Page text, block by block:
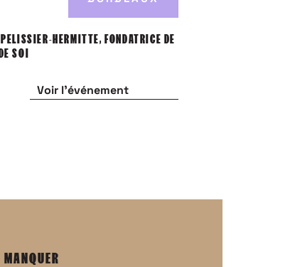
PELISSIER-HERMITTE, FONDATRICE DE
SOI
Voir l'événement